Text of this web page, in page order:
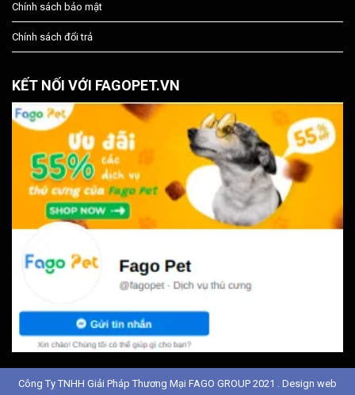
Chính sách bảo mật
Chính sách đổi trả
KẾT NỐI VỚI FAGOPET.VN
Công Ty TNHH Giải Pháp Thương Mại FAGO GROUP 2021 . Design web